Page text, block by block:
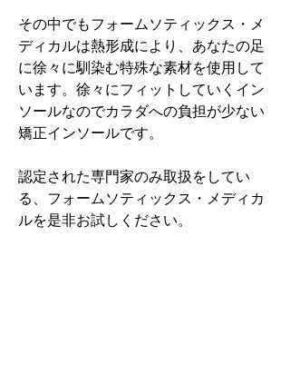
その中でもフォームソティックス・メ
ディカルは熱形成により、あなたの足
に徐々に馴染む特殊な素材を使用して
います。徐々にフィットしていくイン
ソールなのでカラダへの負担が少ない
矯正インソールです。
認定された専門家のみ取扱をしてい
る、フォームソティックス・メディカ
ルを是非お試しください。